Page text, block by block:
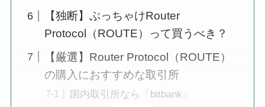
【独断】ぶっちゃけRouter
Protocol（ROUTE）って買うべき？
【厳選】Router Protocol（ROUTE）
の購入におすすめな取引所
国内取引所なら「bitbank」